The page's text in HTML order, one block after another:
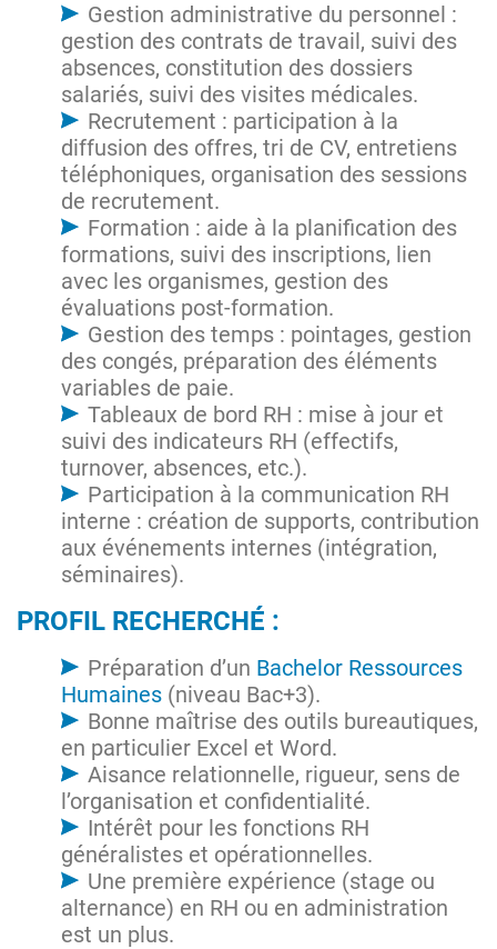
Gestion administrative du personnel :
gestion des contrats de travail, suivi des
absences, constitution des dossiers
salariés, suivi des visites médicales.
Recrutement : participation à la
diffusion des offres, tri de CV, entretiens
téléphoniques, organisation des sessions
de recrutement.
Formation : aide à la planification des
formations, suivi des inscriptions, lien
avec les organismes, gestion des
évaluations post-formation.
Gestion des temps : pointages, gestion
des congés, préparation des éléments
variables de paie.
Tableaux de bord RH : mise à jour et
suivi des indicateurs RH (effectifs,
turnover, absences, etc.).
Participation à la communication RH
interne : création de supports, contribution
aux événements internes (intégration,
séminaires).
PROFIL RECHERCHÉ :
Préparation d’un Bachelor Ressources
Humaines (niveau Bac+3).
Bonne maîtrise des outils bureautiques,
en particulier Excel et Word.
Aisance relationnelle, rigueur, sens de
l’organisation et confidentialité.
Intérêt pour les fonctions RH
généralistes et opérationnelles.
Une première expérience (stage ou
alternance) en RH ou en administration
est un plus.